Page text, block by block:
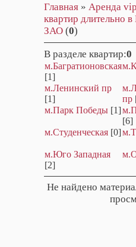
Главная » Аренда
квартир длительно
ЗАО (0)
В разделе квартир:0
м.Багратионовская
[1]
м.Ленинский пр
[1]
пр
м.Парк Победы [1]
[6]
м.Студенческая [0]
м.Юго Западная
[2]
Не найдено